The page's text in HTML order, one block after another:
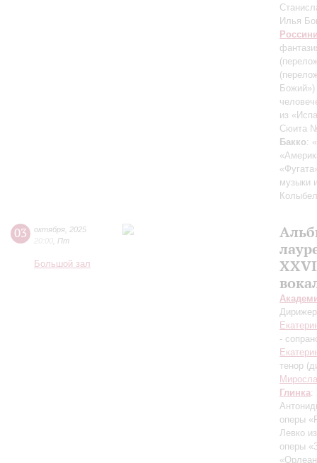
Илья
Божий»)
из
Сюита
Бакко:
музыки
03 октября 2025
20:00 Пт
Большой зал
-
тенор
Глинка:
оперы
Левко
оперы